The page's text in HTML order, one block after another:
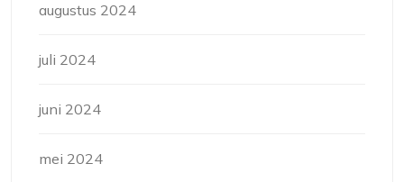
augustus 2024
juli 2024
juni 2024
mei 2024